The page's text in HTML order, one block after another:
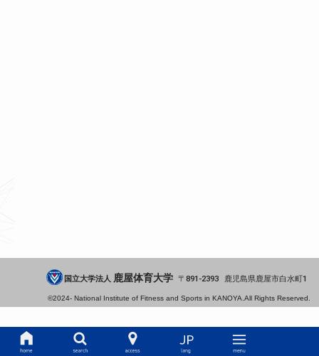
国立大学法人 鹿屋体育大学 891-2393 鹿児島県鹿屋市白水町1
©2024- National Institute of Fitness and Sports in KANOYA.All Rights Reserved.